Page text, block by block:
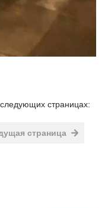
страницах:
страница